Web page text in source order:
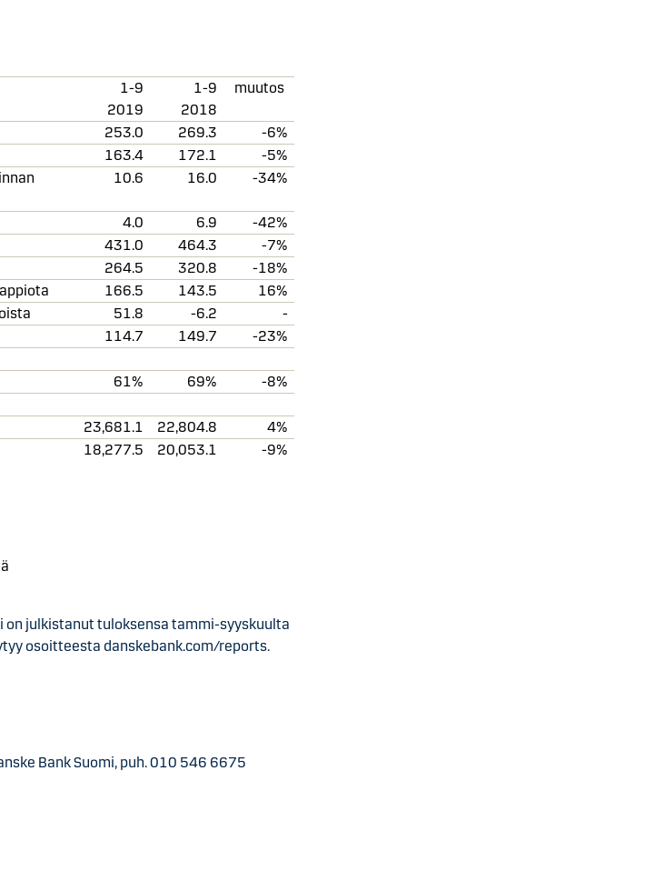
1-9
2019
1-9
2018
muutos
253.0 269.3
-6%
163.4 172.1
-5%
10.6 16.0 -34%
4.0 6.9
-42%
431.0 464.3
-7%
264.5 320.8
-18%
166.5 143.5
16%
51.8 -6.2
-
114.7 149.7 -23%
61% 69% -8%
23,681.1 22,804.8
4%
18,277.5 20,053.1 -9%
on julkistanut tuloksensa tammi-syyskuulta
osoitteesta danskebank.com/reports.
Bank Suomi, puh. 010 546 6675